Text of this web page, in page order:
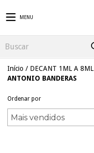
MENU
Início / DECANT 1ML A 8ML
ANTONIO BANDERAS
Ordenar por